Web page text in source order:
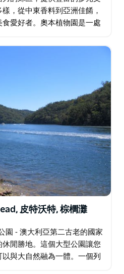
，從中東香料到亞洲佳餚，
愛好者。奧本植物園是一處
地標彰顯該地區的文化遺
皮特沃特, 棕櫚灘
園 - 澳大利亞第二古老的國家
閒勝地。這個大型公園讓您
與大自然融為一體。一個列